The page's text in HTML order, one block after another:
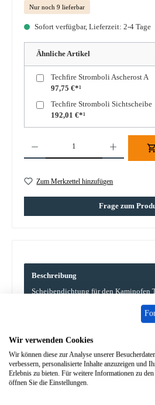
Nur noch 9 lieferbar
Sofort verfügbar, Lieferzeit: 2-4 Tage
Ähnliche Artikel
Techfire Stromboli Ascherost A
97,75 €*¹
Techfire Stromboli Sichtscheibe
192,01 €*¹
Zum Merkzettel hinzufügen
Frage zum
Beschreibung
Scheibendichtung für den Kaminofen
Eigenschaften
Angaben zur Produktsicherheit
Wir verwenden Cookies
Wir können diese zur Analyse unserer
verbessern, personalisierte Inhalte anzuzeigen und
Erlebnis zu bieten. Für weitere Informationen zu
öffnen Sie die Einstellungen.